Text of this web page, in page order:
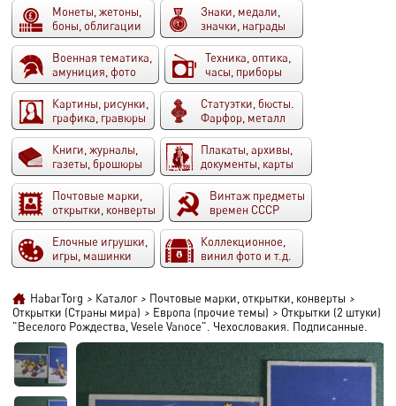
Монеты, жетоны,
боны, облигации
Знаки, медали,
значки, награды
Военная тематика,
амуниция, фото
Техника, оптика,
часы, приборы
Картины, рисунки,
графика, гравюры
Статуэтки, бюсты.
Фарфор, металл
Книги, журналы,
газеты, брошюры
Плакаты, архивы,
документы, карты
Почтовые марки,
открытки, конверты
Винтаж предметы
времен СССР
Елочные игрушки,
игры, машинки
Коллекционное,
винил фото и т.д.
HabarTorg > Каталог > Почтовые марки, открытки, конверты >
Открытки (Страны мира) > Европа (прочие темы) > Открытки (2 штуки)
"Веселого Рождества, Vesele Vanoce". Чехословакия. Подписанные.